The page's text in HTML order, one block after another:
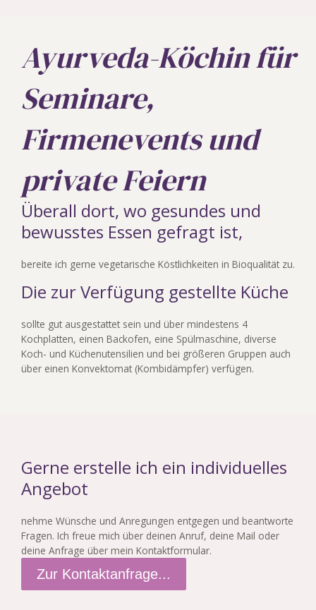
Ayurveda-Köchin für
Seminare,
Firmenevents und
private Feiern
Überall dort, wo gesundes und
bewusstes Essen gefragt ist,
bereite ich gerne vegetarische Köstlichkeiten in Bioqualität zu.
Die zur Verfügung gestellte Küche
sollte gut ausgestattet sein und über mindestens 4
Kochplatten, einen Backofen, eine Spülmaschine, diverse
Koch- und Küchenutensilien und bei größeren Gruppen auch
über einen Konvektomat (Kombidämpfer) verfügen.
Gerne erstelle ich ein individuelles
Angebot
nehme Wünsche und Anregungen entgegen und beantworte
Fragen. Ich freue mich über deinen Anruf, deine Mail oder
deine Anfrage über mein Kontaktformular.
Zur Kontaktanfrage...